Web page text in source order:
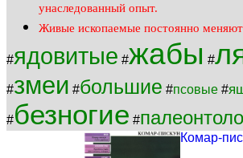
унаследованный опыт.
Живые ископаемые постоянно
#ядовитые #жабы #
#змеи #большие #псовые #
#безногие #
Комар-